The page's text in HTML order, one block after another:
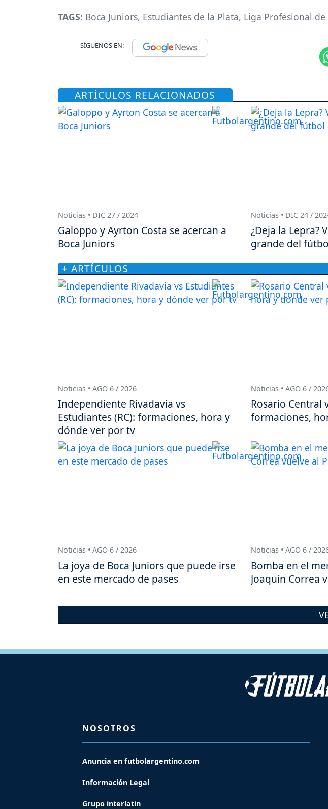
TAGS: Boca Juniors, Estudiantes de la Plata, Liga Profesional de
SÍGUENOS EN:
ARTÍCULOS RELACIONADOS
Noticias • DIC 27 / 2024
Galoppo y Ayrton Costa se acercan a
Boca Juniors
Noticias • DIC 24 /
¿Deja la Lepra?
grande del
+ ARTÍCULOS
Noticias • AGO 6 / 2026
Independiente Rivadavia vs
Estudiantes (RC): formaciones, hora y
dónde ver por tv
Noticias • AGO 6 /
Rosario Central
formaciones,
Noticias • AGO 6 / 2026
La joya de Boca Juniors que puede irse
en este mercado de pases
Noticias • AGO 6 /
Bomba en el
Joaquín Correa
NOSOTROS
Anuncia en futbolargentino.com
Información Legal
Grupo interlatin